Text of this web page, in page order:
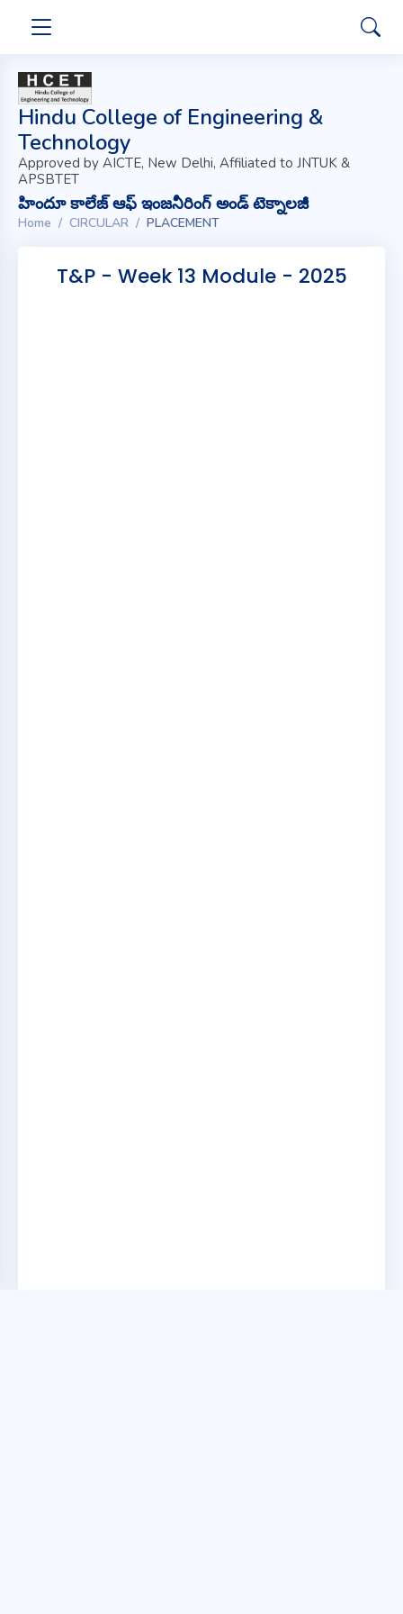
Hindu College of Engineering &
Technology
Approved by AICTE, New Delhi, Affiliated to JNTUK &
APSBTET
హిందూ కాలేజ్ ఆఫ్ ఇంజనీరింగ్ అండ్ టెక్నాలజీ
Home CIRCULAR PLACEMENT
T&P - Week 13 Module - 2025